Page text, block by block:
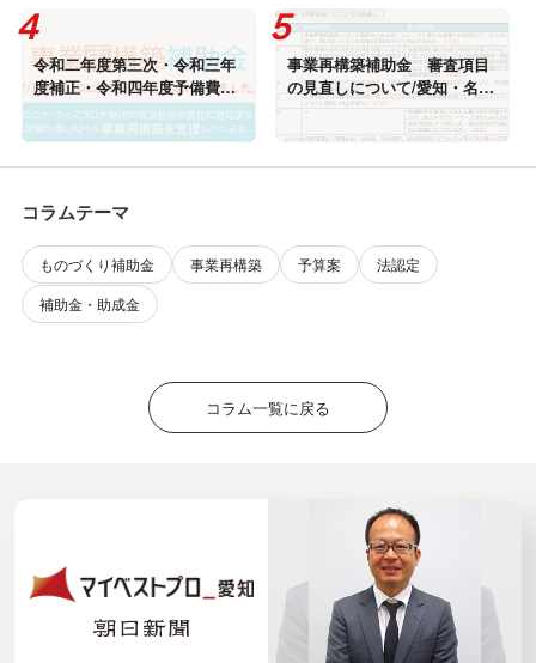
令和二年度第三次・令和三年
度補正・令和四年度予備費
「事業再構築補助金（第7
回）」/愛知・名古屋
事業再構築補助金 審査項目
の見直しについて/愛知・名古
コラムテーマ
ものづくり補助金 事業再構築 予算案
法認定
補助金・助成金
コラム一覧に戻る